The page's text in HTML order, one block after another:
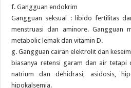
f. Gangguan endokrim
Gangguan seksual : libido fertilitas
menstruasi dan aminore. Gangguan
metabolic lemak dan vitamin D.
g. Gangguan cairan elektrolit dan
biasanya retensi garam dan air tetapi
natrium dan dehidrasi, asidosis,
hipokalsemia.